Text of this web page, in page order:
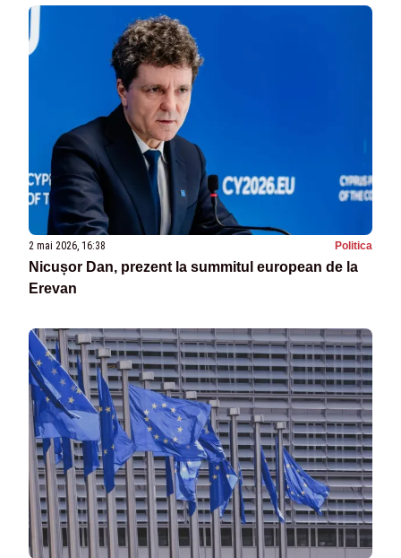
pace”
2 mai 2026, 16:38 Politica
Nicușor Dan, prezent la summitul european de la
Erevan